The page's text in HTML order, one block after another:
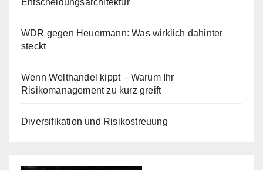
WDR gegen Heuermann: Was wirklich dahinter
steckt
Wenn Welthandel kippt – Warum Ihr
Risikomanagement zu kurz greift
Diversifikation und Risikostreuung